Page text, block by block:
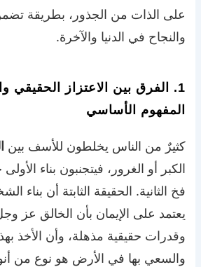
على الذات من الجذور، بطريقة
والنجاح في الدنيا والآخرة.
1. الفرق بين الاعتزاز الحقيقي
المفهوم الأساسي
كثيرٌ من الناس يخلطون للأسف بين
الكبر أو الغرور، فيتجنبون بناء
فخ الثانية. الحقيقة الثابتة أن بناء
يعتمد على الإيمان بأن الخالق عز
وقدرات حقيقية مذهلة، وأن الأخذ
والسعي بها في الأرض هو نوع من